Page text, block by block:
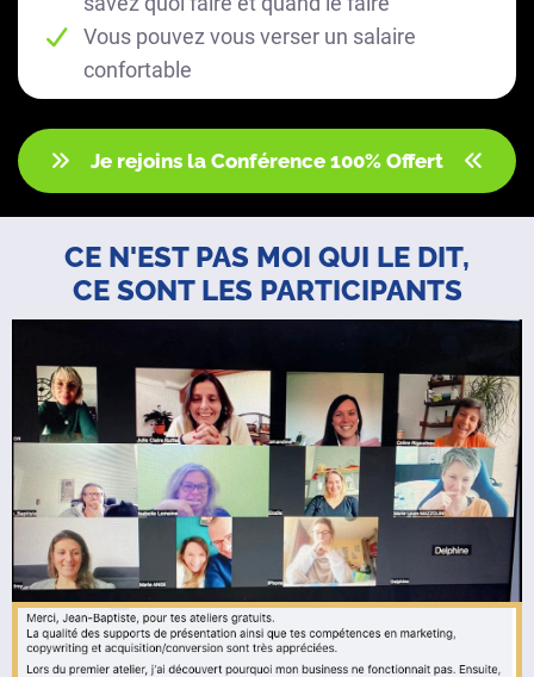
Vous pouvez vous verser un salaire
confortable
Je rejoins la Conférence 100% Offert
CE N'EST PAS MOI QUI LE DIT,
CE SONT LES PARTICIPANTS